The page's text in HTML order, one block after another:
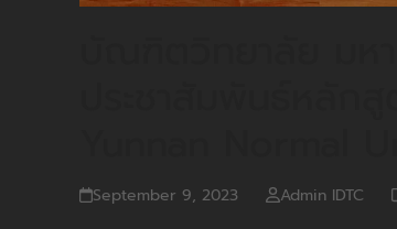
September 9, 2023 Admin IDTC